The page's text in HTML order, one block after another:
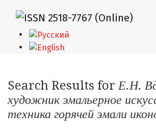
Search Results for Е.Н.
художник эмальерное
техника горячей эмали